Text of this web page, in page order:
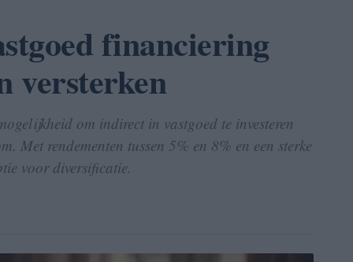
financiering
versterken
om indirect in vastgoed te investeren
Met rendementen tussen 5% en 8% en een sterke
voor diversificatie.